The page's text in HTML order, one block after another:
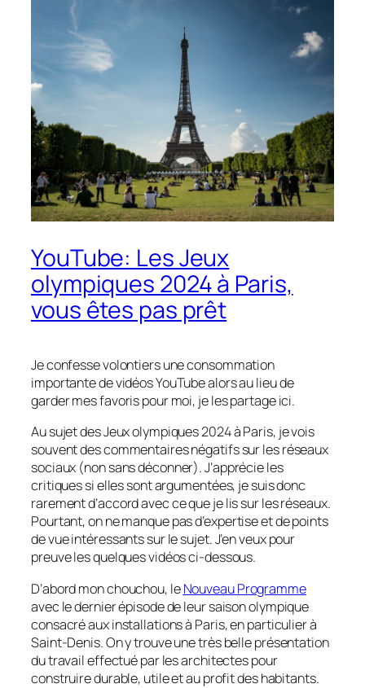
YouTube: Les Jeux
olympiques 2024 à Paris,
vous êtes pas prêt
Je confesse volontiers une consommation
importante de vidéos YouTube alors au lieu de
garder mes favoris pour moi, je les partage ici.
Au sujet des Jeux olympiques 2024 à Paris, je vois
souvent des commentaires négatifs sur les réseaux
sociaux (non sans déconner). J’apprécie les
critiques si elles sont argumentées, je suis donc
rarement d’accord avec ce que je lis sur les réseaux.
Pourtant, on ne manque pas d’expertise et de points
de vue intéressants sur le sujet. J’en veux pour
preuve les quelques vidéos ci-dessous.
D’abord mon chouchou, leNouveau Programme
avec le dernier épisode de leur saison olympique
consacré aux installations à Paris, en particulier à
Saint-Denis. On y trouve une très belle présentation
du travail effectué par les architectes pour
construire durable, utile et au profit des habitants.